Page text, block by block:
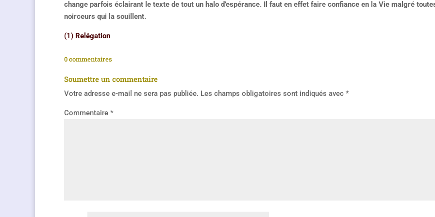
change parfois éclairant le texte de tout un halo d’espérance. Il faut en effet faire confiance en la Vie malgré
noirceurs qui la souillent.
(1) Relégation
0 commentaires
Soumettre un commentaire
Votre adresse e-mail ne sera pas publiée. Les champs obligatoires sont indiqués avec *
Commentaire *